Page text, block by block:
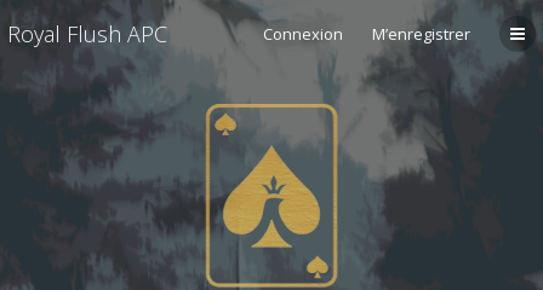
Royal Flush APC Connexion M’enregistrer